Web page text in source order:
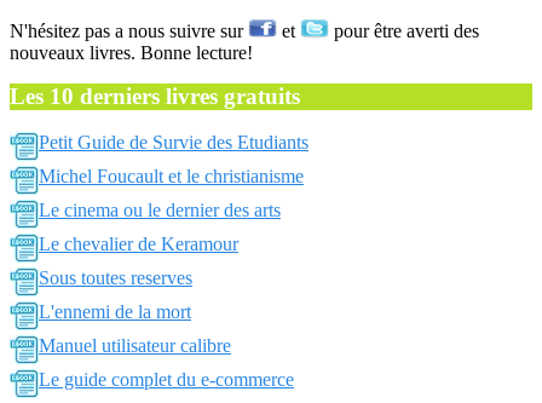
N'hésitez pas a nous suivre sur et
pour être averti des
nouveaux livres. Bonne lecture!
Les 10 derniers livres gratuits
Petit Guide de Survie des Etudiants
Michel Foucault et le christianisme
Le cinema ou le dernier des arts
Le chevalier de Keramour
Sous toutes reserves
L'ennemi de la mort
Manuel utilisateur calibre
Le guide complet du e-commerce